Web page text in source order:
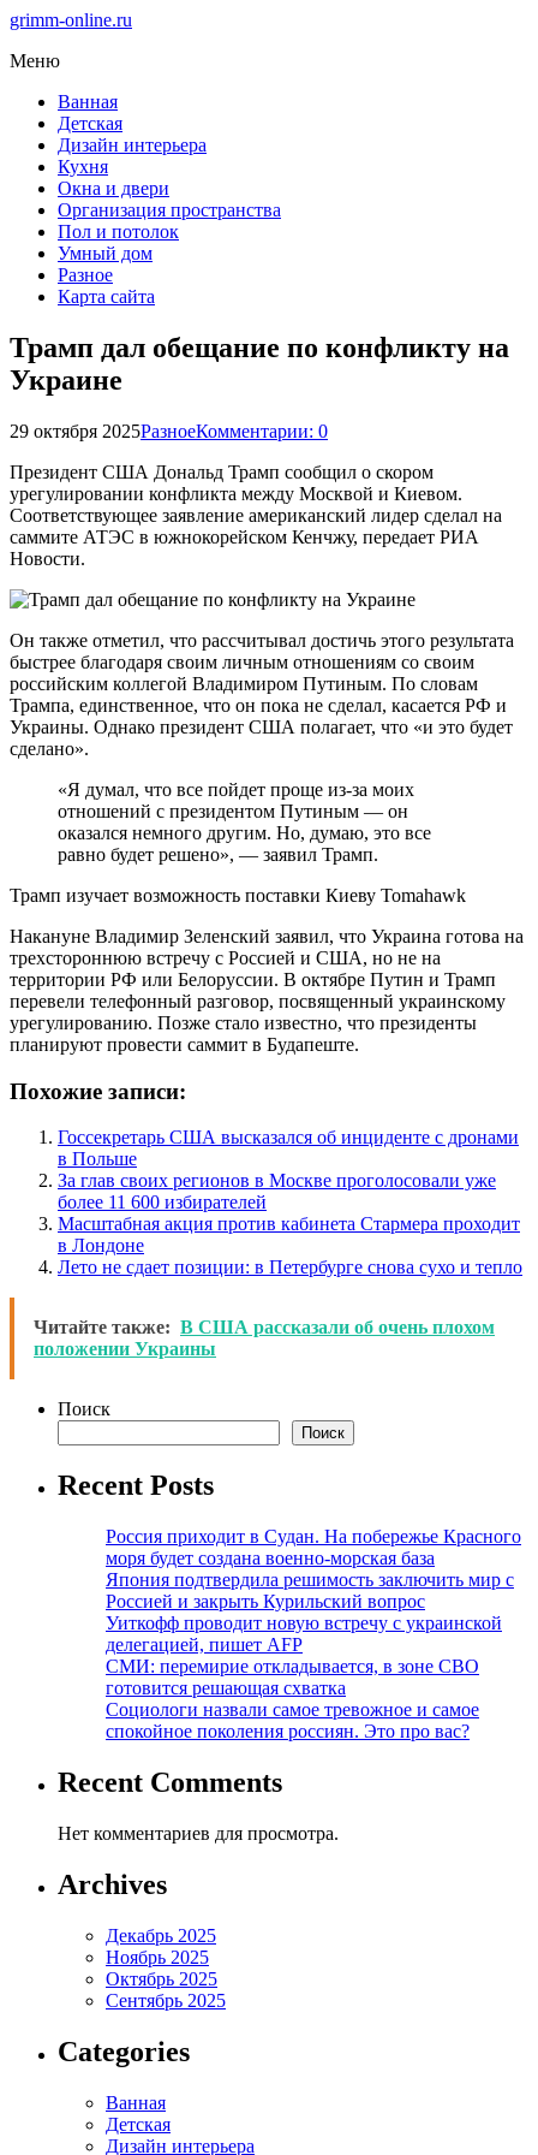
grimm-online.ru
Меню
Ванная
Детская
Дизайн интерьера
Кухня
Окна и двери
Организация пространства
Пол и потолок
Умный дом
Разное
Карта сайта
Трамп дал обещание по конфликту на
Украине
29 октября 2025РазноеКомментарии: 0
Президент США Дональд Трамп сообщил о скором
урегулировании конфликта между Москвой и Киевом.
Соответствующее заявление американский лидер сделал на
саммите АТЭС в южнокорейском Кенчжу, передает РИА
Новости.
Он также отметил, что рассчитывал достичь этого результата
быстрее благодаря своим личным отношениям со своим
российским коллегой Владимиром Путиным. По словам
Трампа, единственное, что он пока не сделал, касается РФ и
Украины. Однако президент США полагает, что «и это будет
сделано».
«Я думал, что все пойдет проще из-за моих
отношений с президентом Путиным — он
оказался немного другим. Но, думаю, это все
равно будет решено», — заявил Трамп.
Трамп изучает возможность поставки Киеву Tomahawk
Накануне Владимир Зеленский заявил, что Украина готова на
трехстороннюю встречу с Россией и США, но не на
территории РФ или Белоруссии. В октябре Путин и Трамп
перевели телефонный разговор, посвященный украинскому
урегулированию. Позже стало известно, что президенты
планируют провести саммит в Будапеште.
Похожие записи:
Госсекретарь США высказался об инциденте с дронами
в Польше
За глав своих регионов в Москве проголосовали уже
более 11 600 избирателей
Масштабная акция против кабинета Стармера проходит
в Лондоне
Лето не сдает позиции: в Петербурге снова сухо и тепло
Читайте также: В США рассказали об очень плохом
положении Украины
Поиск
Поиск
Recent Posts
Россия приходит в Судан. На побережье Красного
моря будет создана военно-морская база
Япония подтвердила решимость заключить мир с
Россией и закрыть Курильский вопрос
Уиткофф проводит новую встречу с украинской
делегацией, пишет AFP
СМИ: перемирие откладывается, в зоне СВО
готовится решающая схватка
Социологи назвали самое тревожное и самое
спокойное поколения россиян. Это про вас?
Recent Comments
Нет комментариев для просмотра.
Archives
Декабрь 2025
Ноябрь 2025
Октябрь 2025
Сентябрь 2025
Categories
Ванная
Детская
Дизайн интерьера